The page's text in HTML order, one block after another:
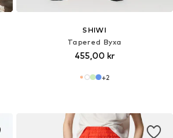
SHIWI
Tapered Byxa
455,00 kr
+2